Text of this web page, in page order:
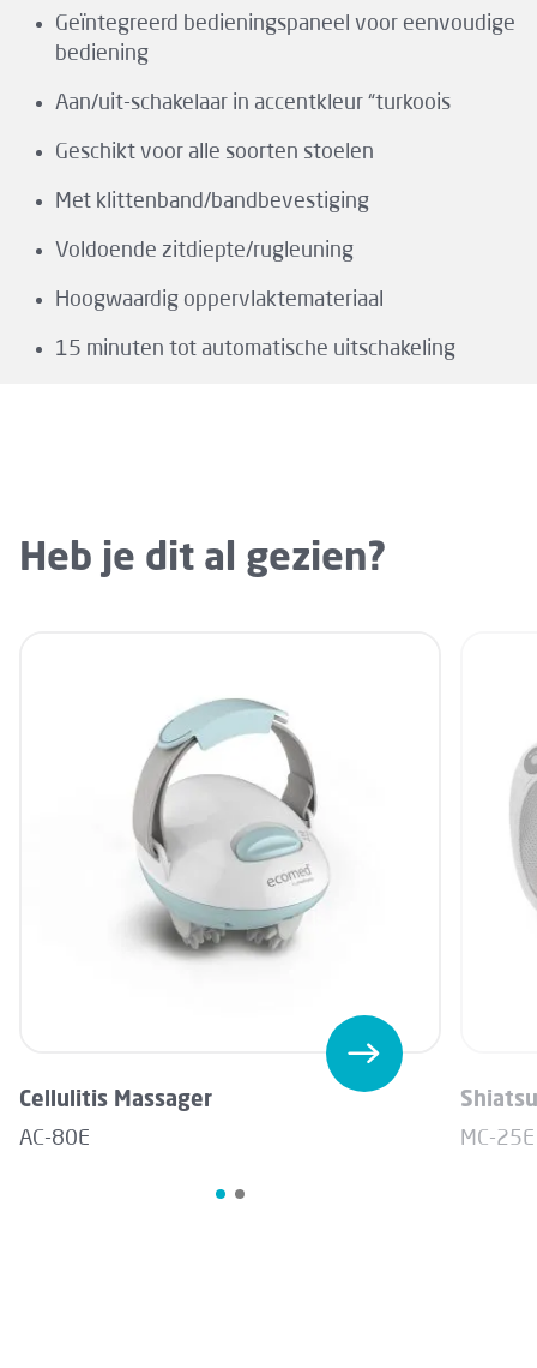
Geïntegreerd bedieningspaneel voor eenvoudige
bediening
Aan/uit-schakelaar in accentkleur “turkoois
Geschikt voor alle soorten stoelen
Met klittenband/bandbevestiging
Voldoende zitdiepte/rugleuning
Hoogwaardig oppervlaktemateriaal
15 minuten tot automatische uitschakeling
Heb je dit al gezien?
Cellulitis Massager
AC-80E
MC-25E